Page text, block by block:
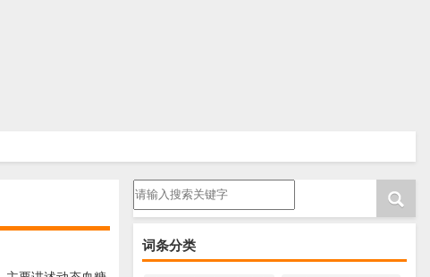
请输入搜索内容
词条分类